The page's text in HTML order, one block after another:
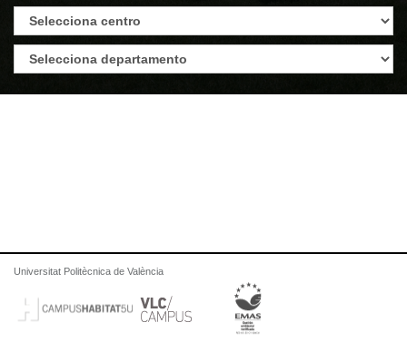
Universitat Politècnica de València